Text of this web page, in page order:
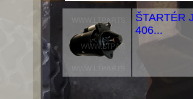
ŠTARTÉR
406...